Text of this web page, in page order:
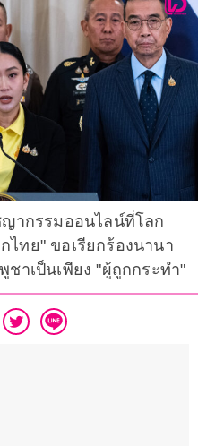
ญากรรมออนไลน์ที่โลก
ทย" ขอเรียกร้องนานา
ชาเป็นเพียง "ผู้ถูกกระทำ"